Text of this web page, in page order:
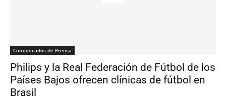
Comunicados de Prensa
Philips y la Real Federación de Fútbol de los
Países Bajos ofrecen clí­nicas de fútbol en
Brasil